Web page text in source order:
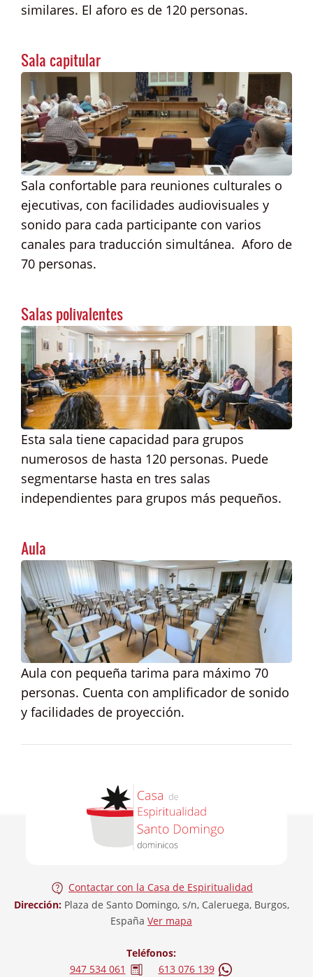
similares. El aforo es de 120 personas.
Sala capitular
Sala confortable para reuniones culturales o
ejecutivas, con facilidades audiovisuales y
sonido para cada participante con varios
canales para traducción simultánea. Aforo de
70 personas.
Salas polivalentes
Esta sala tiene capacidad para grupos
numerosos de hasta 120 personas. Puede
segmentarse hasta en tres salas
independientes para grupos más pequeños.
Aula
Aula con pequeña tarima para máximo 70
personas. Cuenta con amplificador de sonido
y facilidades de proyección.
Contactar con la Casa de Espiritualidad
Dirección:Plaza de Santo Domingo, s/n, Caleruega, Burgos,
España Ver mapa
Teléfonos:
947 534 061
613 076 139